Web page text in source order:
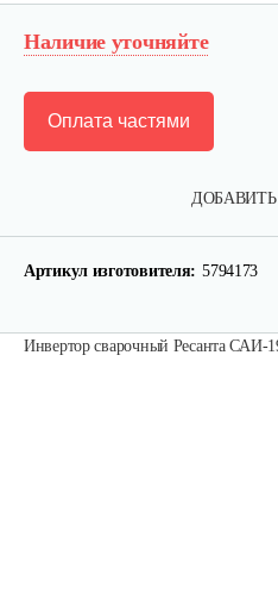
Наличие уточняйте
Оплата частями
Артикул изготовителя: 5794173
Инвертор сварочный Ресанта САИ-